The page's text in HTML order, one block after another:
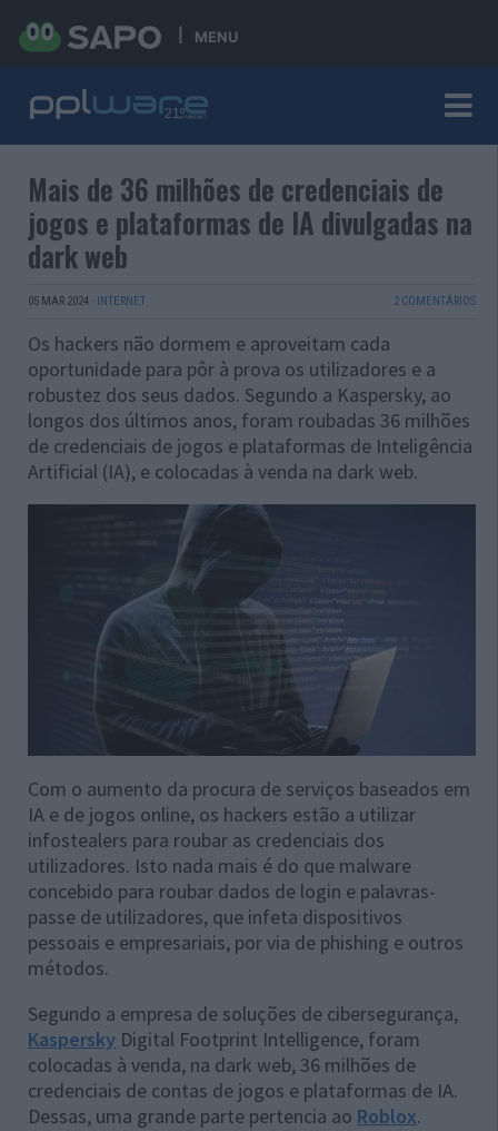
MENU
Mais de 36 milhões de credenciais de
jogos e plataformas de IA divulgadas na
dark web
05 MAR 2024 · INTERNET 2 COMENTÁRIOS
Os hackers não dormem e aproveitam cada
oportunidade para pôr à prova os utilizadores e a
robustez dos seus dados. Segundo a Kaspersky, ao
longos dos últimos anos, foram roubadas 36 milhões
de credenciais de jogos e plataformas de Inteligência
Artificial (IA), e colocadas à venda na dark web.
Com o aumento da procura de serviços baseados em
IA e de jogos online, os hackers estão a utilizar
infostealers para roubar as credenciais dos
utilizadores. Isto nada mais é do que malware
concebido para roubar dados de login e palavras-
passe de utilizadores, que infeta dispositivos
pessoais e empresariais, por via de phishing e outros
métodos.
Segundo a empresa de soluções de cibersegurança,
Kaspersky Digital Footprint Intelligence, foram
colocadas à venda, na dark web, 36 milhões de
credenciais de contas de jogos e plataformas de IA.
Dessas, uma grande parte pertencia ao Roblox.